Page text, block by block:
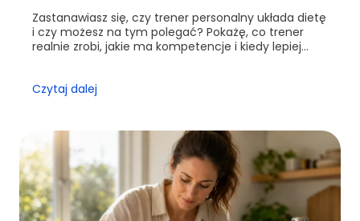
Zastanawiasz się, czy trener personalny układa dietę
i czy możesz na tym polegać? Pokażę, co trener
realnie zrobi, jakie ma kompetencje i kiedy lepiej
Czytaj dalej